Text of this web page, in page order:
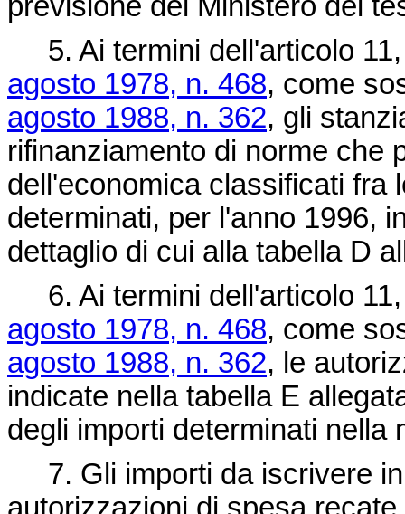
5. Ai termini dell'articolo
agosto 1978, n. 468, come
agosto 1988, n. 362, gli
rifinanziamento di norme che
dell'economica classificati fra
determinati, per l'anno 1996,
dettaglio di cui alla tabella D
6. Ai termini dell'articolo
agosto 1978, n. 468, come
agosto 1988, n. 362, le
indicate nella tabella E
degli importi determinati nella
7. Gli importi da iscrivere in